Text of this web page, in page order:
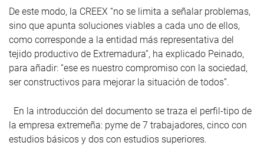
De este modo, la CREEX “no se limita a señalar problemas,
sino que apunta soluciones viables a cada uno de ellos,
como corresponde a la entidad más representativa del
tejido productivo de Extremadura”, ha explicado Peinado,
para añadir: “ese es nuestro compromiso con la sociedad,
ser constructivos para mejorar la situación de todos”.
En la introducción del documento se traza el perfil-tipo de
la empresa extremeña: pyme de 7 trabajadores, cinco con
estudios básicos y dos con estudios superiores.